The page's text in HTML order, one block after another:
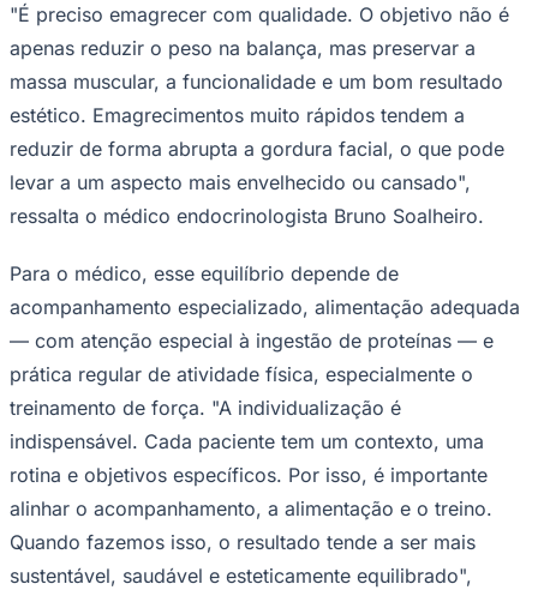
Palmeiras
"É preciso emagrecer com qualidade. O objetivo não é
apenas reduzir o peso na balança, mas preservar a
massa muscular, a funcionalidade e um bom resultado
estético. Emagrecimentos muito rápidos tendem a
reduzir de forma abrupta a gordura facial, o que pode
levar a um aspecto mais envelhecido ou cansado",
ressalta o médico endocrinologista Bruno Soalheiro.
Para o médico, esse equilíbrio depende de
acompanhamento especializado, alimentação adequada
— com atenção especial à ingestão de proteínas — e
prática regular de atividade física, especialmente o
treinamento de força. "A individualização é
indispensável. Cada paciente tem um contexto, uma
rotina e objetivos específicos. Por isso, é importante
alinhar o acompanhamento, a alimentação e o treino.
Quando fazemos isso, o resultado tende a ser mais
sustentável, saudável e esteticamente equilibrado",